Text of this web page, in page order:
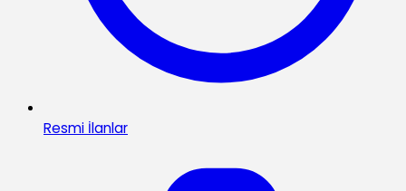
Resmi İlanlar